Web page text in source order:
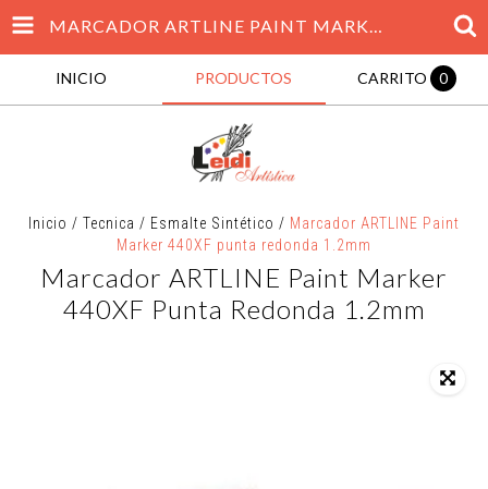
MARCADOR ARTLINE PAINT MARKER 440XF PUNTA REDONDA 1.2MM
INICIO PRODUCTOS CARRITO 0
Inicio / Tecnica / Esmalte Sintético / Marcador ARTLINE Paint
Marker 440XF punta redonda 1.2mm
Marcador ARTLINE Paint Marker
440XF Punta Redonda 1.2mm